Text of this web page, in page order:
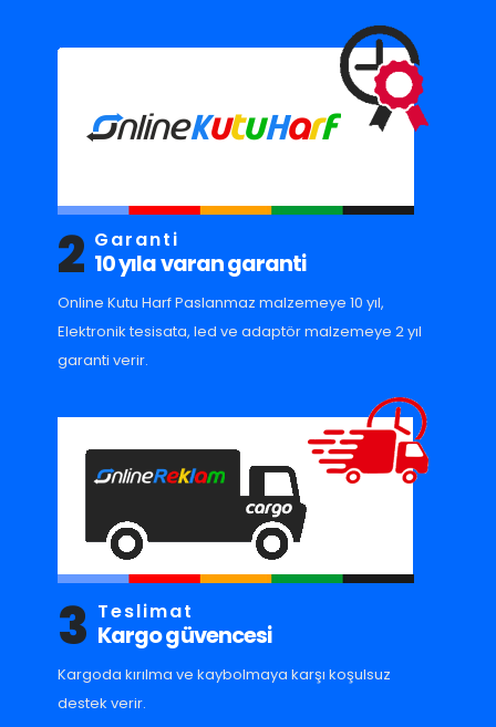
2 Garanti
10 yıla varan garanti
Online Kutu Harf Paslanmaz malzemeye 10 yıl,
Elektronik tesisata, led ve adaptör malzemeye 2 yıl
garanti verir.
3 Teslimat
Kargo güvencesi
Kargoda kırılma ve kaybolmaya karşı koşulsuz
destek verir.